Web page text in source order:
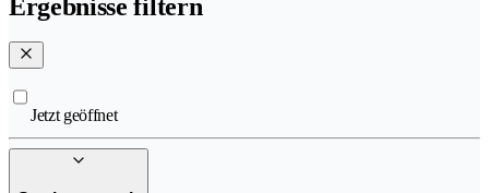
Ergebnisse filtern
Jetzt geöffnet